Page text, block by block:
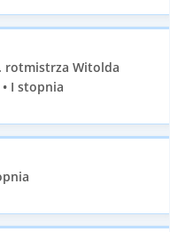
rotmistrza Witolda
I stopnia